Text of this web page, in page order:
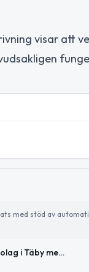
visar att
med stöd av
Konkurs för bolag i Täby med fastighetsinriktning